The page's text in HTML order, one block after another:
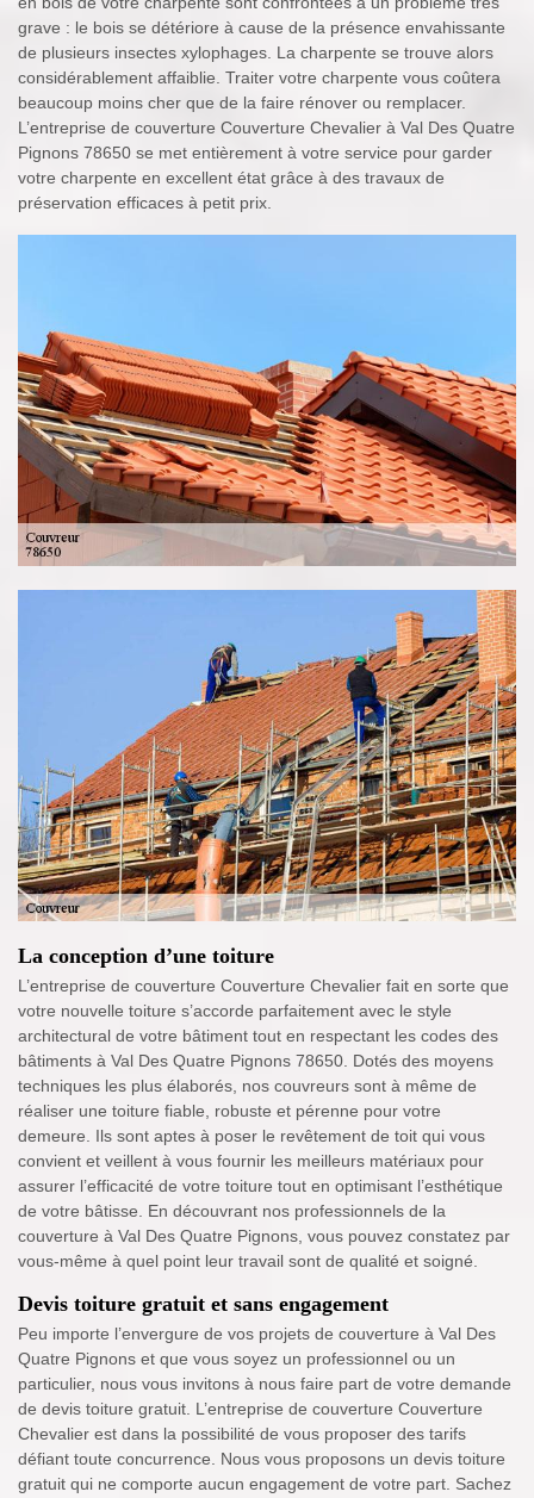
grave : le bois se détériore à cause de la présence envahissante
de plusieurs insectes xylophages. La charpente se trouve alors
considérablement affaiblie. Traiter votre charpente vous coûtera
beaucoup moins cher que de la faire rénover ou remplacer.
L’entreprise de couverture Couverture Chevalier à Val Des Quatre
Pignons 78650 se met entièrement à votre service pour garder
votre charpente en excellent état grâce à des travaux de
préservation efficaces à petit prix.
La conception d’une toiture
L’entreprise de couverture Couverture Chevalier fait en sorte que
votre nouvelle toiture s’accorde parfaitement avec le style
architectural de votre bâtiment tout en respectant les codes des
bâtiments à Val Des Quatre Pignons 78650. Dotés des moyens
techniques les plus élaborés, nos couvreurs sont à même de
réaliser une toiture fiable, robuste et pérenne pour votre
demeure. Ils sont aptes à poser le revêtement de toit qui vous
convient et veillent à vous fournir les meilleurs matériaux pour
assurer l’efficacité de votre toiture tout en optimisant l’esthétique
de votre bâtisse. En découvrant nos professionnels de la
couverture à Val Des Quatre Pignons, vous pouvez constatez par
vous-même à quel point leur travail sont de qualité et soigné.
Devis toiture gratuit et sans engagement
Peu importe l’envergure de vos projets de couverture à Val Des
Quatre Pignons et que vous soyez un professionnel ou un
particulier, nous vous invitons à nous faire part de votre demande
de devis toiture gratuit. L’entreprise de couverture Couverture
Chevalier est dans la possibilité de vous proposer des tarifs
défiant toute concurrence. Nous vous proposons un devis toiture
gratuit qui ne comporte aucun engagement de votre part. Sachez